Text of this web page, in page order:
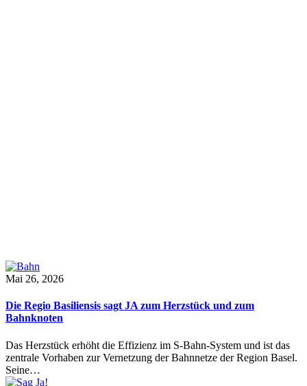
Mai 26, 2026
Die Regio Basiliensis sagt JA zum Herzstück und zum
Bahnknoten
Das Herzstück erhöht die Effizienz im S-Bahn-System und ist das
zentrale Vorhaben zur Vernetzung der Bahnnetze der Region Basel.
Seine…